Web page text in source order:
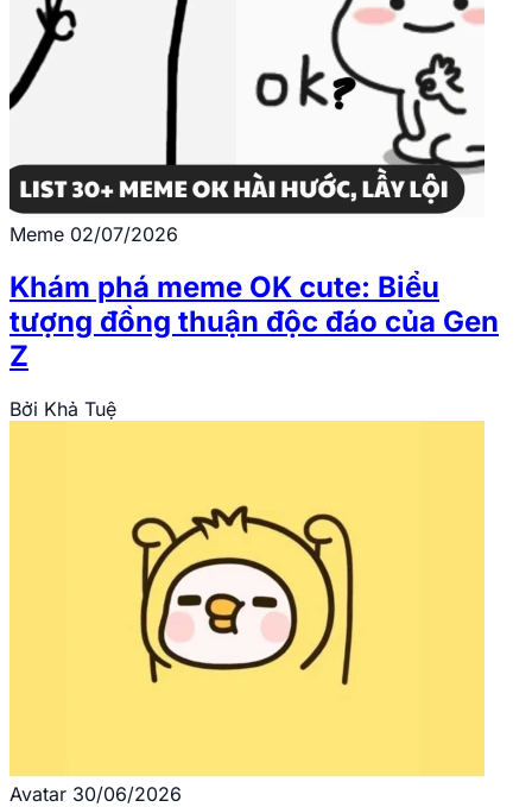
Meme 02/07/2026
Khám phá meme OK cute: Biểu
tượng đồng thuận độc đáo của Gen
Z
Bởi Khả Tuệ
Avatar 30/06/2026